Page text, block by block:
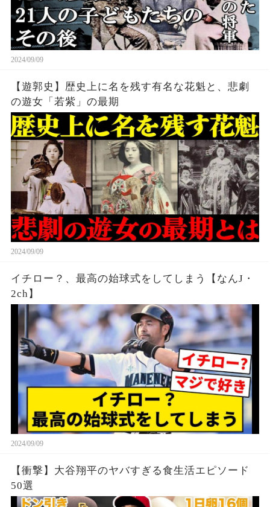
2024/09/09
【遊郭史】歴史上に名を残す有名な花魁と、悲劇
の遊女「若紫」の最期
2024/09/09
イチロー？、最高の始球式をしてしまう【なんJ・
2ch】
2024/09/09
【衝撃】大谷翔平のヤバすぎる食生活エピソード
50選